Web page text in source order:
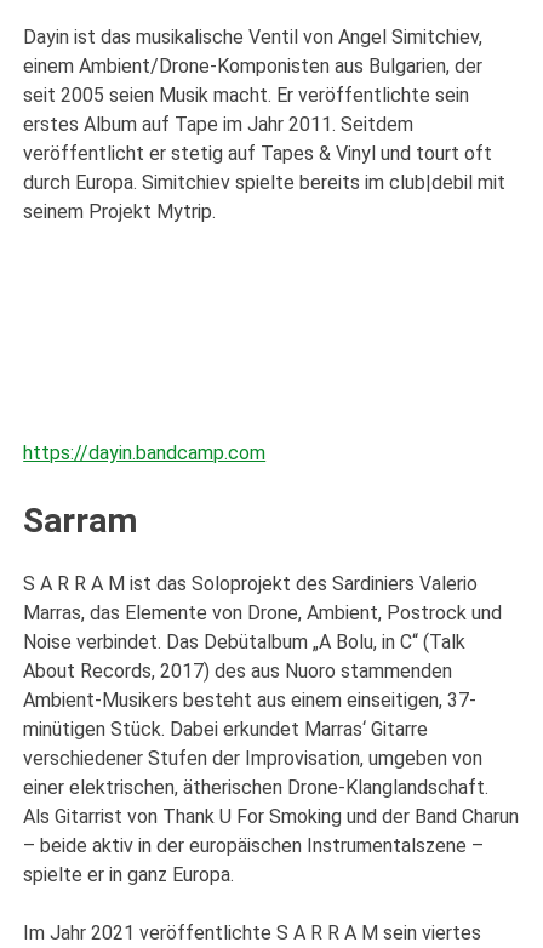
Dayin ist das musikalische Ventil von Angel Simitchiev,
einem Ambient/Drone-Komponisten aus Bulgarien, der
seit 2005 seien Musik macht. Er veröffentlichte sein
erstes Album auf Tape im Jahr 2011. Seitdem
veröffentlicht er stetig auf Tapes & Vinyl und tourt oft
durch Europa. Simitchiev spielte bereits im club|debil mit
seinem Projekt Mytrip.
https://dayin.bandcamp.com
Sarram
S A R R A M ist das Soloprojekt des Sardiniers Valerio
Marras, das Elemente von Drone, Ambient, Postrock und
Noise verbindet. Das Debütalbum „A Bolu, in C“ (Talk
About Records, 2017) des aus Nuoro stammenden
Ambient-Musikers besteht aus einem einseitigen, 37-
minütigen Stück. Dabei erkundet Marras‘ Gitarre
verschiedener Stufen der Improvisation, umgeben von
einer elektrischen, ätherischen Drone-Klanglandschaft.
Als Gitarrist von Thank U For Smoking und der Band Charun
– beide aktiv in der europäischen Instrumentalszene –
spielte er in ganz Europa.
Im Jahr 2021 veröffentlichte S A R R A M sein viertes